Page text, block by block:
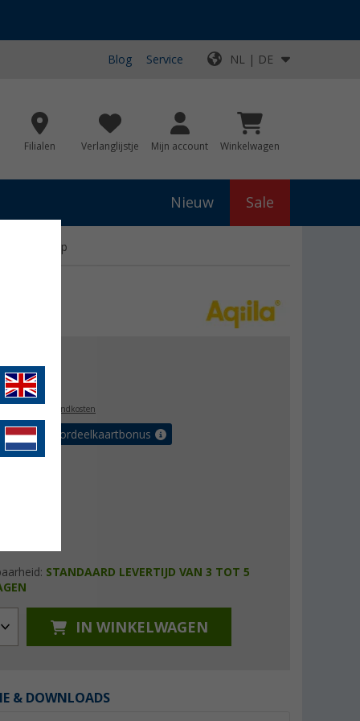
Blog Service NL | DE
Filialen Verlanglijstje Mijn account Winkelwagen
Nieuw Sale
plus verzendkosten
tot 5% voordeelkaartbonus
STANDAARD LEVERTIJD VAN 3 TOT 5
IN WINKELWAGEN
& DOWNLOADS